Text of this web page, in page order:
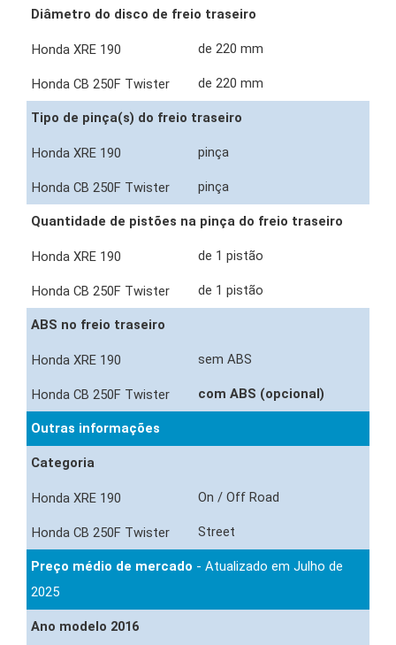
Diâmetro do disco de freio traseiro
de 220 mm
de 220 mm
Tipo de pinça(s) do freio traseiro
pinça
pinça
Quantidade de pistões na pinça do freio traseiro
de 1 pistão
de 1 pistão
ABS no freio traseiro
sem ABS
com ABS (opcional)
Outras informações
Categoria
On / Off Road
Street
Preço médio de mercado - Atualizado em Julho de
2025
Ano modelo 2016